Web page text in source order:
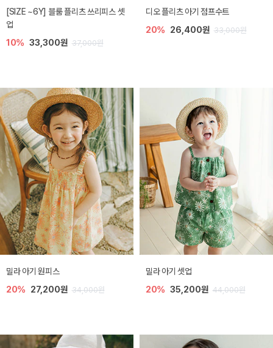
[SIZE ~6Y] 블룸 플리츠 쓰리피스 셋
업
10% 33,300원 37,000원
디오 플리츠 아기 점프수트
20% 26,400원 33,000원
밀라 아기 원피스
20% 27,200원 34,000원
밀라 아기 셋업
20% 35,200원 44,000원